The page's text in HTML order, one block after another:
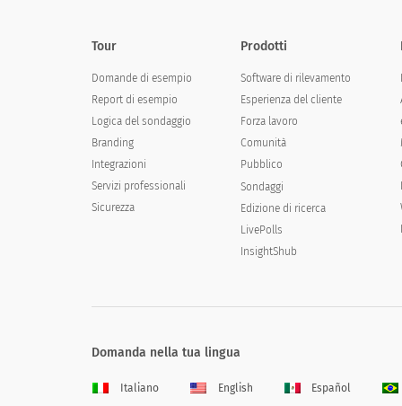
Tour
Domande di esempio
Report di esempio
Logica del sondaggio
Branding
Integrazioni
Servizi professionali
Sicurezza
Prodotti
Software di rilevamento
Esperienza del cliente
Forza lavoro
Comunità
Pubblico
Sondaggi
Edizione di ricerca
LivePolls
InsightShub
Domanda nella tua lingua
Italiano English Español